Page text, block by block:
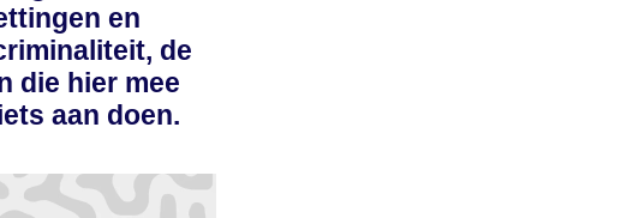
en
de
die hier mee
aan doen.